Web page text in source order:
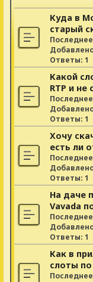
Куда в
старый
Ответы: 1
Какой
RTP и
Ответы: 1
Хочу
есть ли
Ответы: 1
На даче
Vavada
Ответы: 1
Как в
слоты